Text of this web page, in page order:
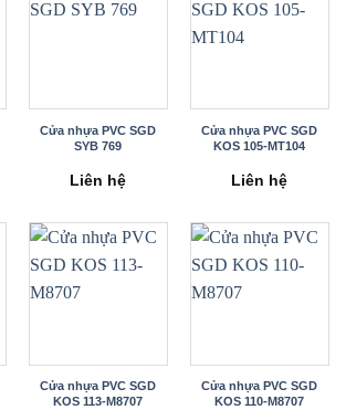
Cửa nhựa PVC SGD
SYB 769
Liên hệ
Cửa nhựa PVC SGD
KOS 105-MT104
Liên hệ
Cửa nhựa PVC SGD
KOS 113-M8707
Cửa nhựa PVC SGD
KOS 110-M8707